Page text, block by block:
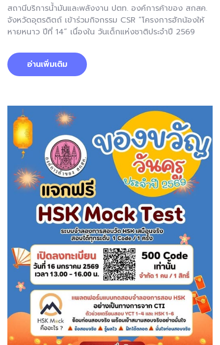
สถานีบริการน้ำมันและพลังงาน ปตท. องค์การค้าของ สกสค.
จังหวัดอุตรดิตถ์ เข้าร่วมกิจกรรม CSR “โครงการฮักน้องให้
หายหนาว ปีที่ 14” เนื่องใน วันเด็กแห่งชาติประจำปี 2569
อ่านเพิ่มเติม